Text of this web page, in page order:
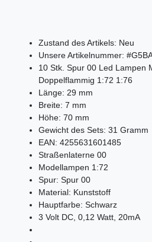
Zustand des Artikels: Neu
Unsere Artikelnummer:
10 Stk. Spur 00 Led Lampen
Doppelflammig 1:72 1:76
Länge: 29 mm
Breite: 7 mm
Höhe: 70 mm
Gewicht des Sets: 31 Gramm
EAN: 4255631601485
Straßenlaterne 00
Modellampen 1:72
Spur: Spur 00
Material: Kunststoff
Hauptfarbe: Schwarz
3 Volt DC, 0,12 Watt, 20mA